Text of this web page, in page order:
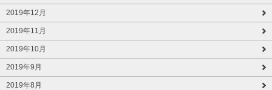
2019年12月
2019年11月
2019年10月
2019年9月
2019年8月